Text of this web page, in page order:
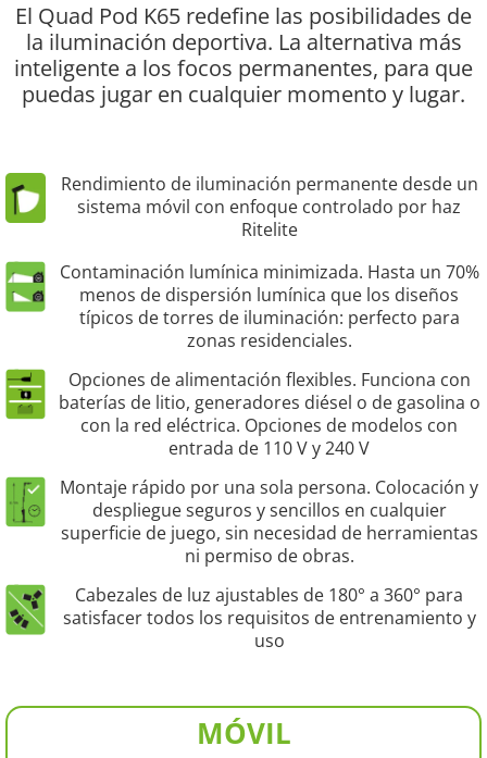
El Quad Pod K65 redefine las posibilidades de
la iluminación deportiva. La alternativa más
inteligente a los focos permanentes, para que
puedas jugar en cualquier momento y lugar.
Rendimiento de iluminación permanente desde un
sistema móvil con enfoque controlado por haz
Ritelite
Contaminación lumínica minimizada. Hasta un 70%
menos de dispersión lumínica que los diseños
típicos de torres de iluminación: perfecto para
zonas residenciales.
Opciones de alimentación flexibles. Funciona con
baterías de litio, generadores diésel o de gasolina o
con la red eléctrica. Opciones de modelos con
entrada de 110 V y 240 V
Montaje rápido por una sola persona. Colocación y
despliegue seguros y sencillos en cualquier
superficie de juego, sin necesidad de herramientas
ni permiso de obras.
Cabezales de luz ajustables de 180° a 360° para
satisfacer todos los requisitos de entrenamiento y
uso
MÓVIL